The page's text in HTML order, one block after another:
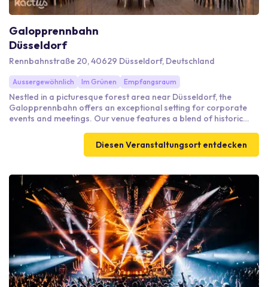
Galopprennbahn
Düsseldorf
Rennbahnstraße 20, 40629 Düsseldorf, Deutschland
Aussergewöhnlich Im Grünen Empfangsraum
Nestled in a picturesque forest area near Düsseldorf, the
Galopprennbahn offers an exceptional setting for corporate
events and meetings. Our venue features a blend of historic
with a 400 m² terrace, perfect for conferences and product
presentations. For intimate gatherings, the Alte Waage, a
character. With expansive outdoor spaces accommodating up
to 5,000 guests, our venue is versatile for all event types.
Conveniently located near transport links and ample parking,
our professional team is ready to assist with all technical needs
to ensure your event is a success.
Diesen Veranstaltungsort entdecken